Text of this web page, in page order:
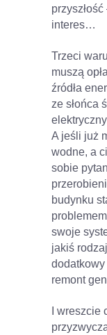
interes…
Trzeci
muszą
źródła
ze słońca
A jeśli już
wodne, a
sobie
budynku
swoje
jakiś
dodatkowy
remont
I